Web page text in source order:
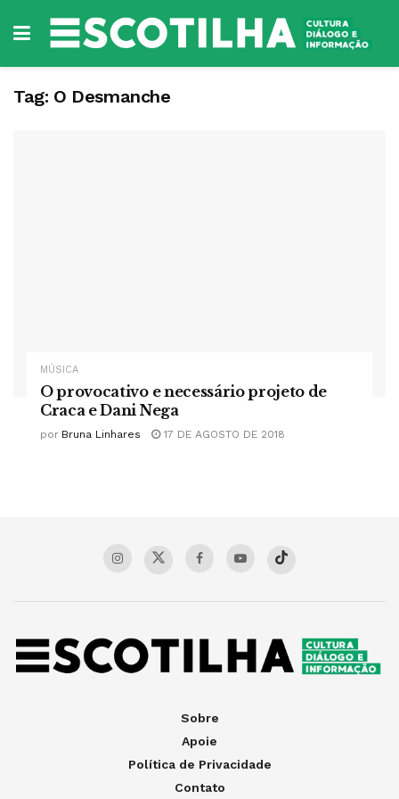
Tag: O Desmanche
MÚSICA
O provocativo e necessário projeto de
Craca e Dani Nega
por Bruna Linhares 17 DE AGOSTO DE 2018
Sobre
Apoie
Política de Privacidade
Contato